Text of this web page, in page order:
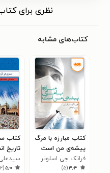
نظری برای
کتاب‌های مشابه
کتاب مبارزه با مرگ
پیشه‌ی من است
فرانک جی اسلوتر
۳٫۴(۵)
کتاب
تاریخ
هند
۵٫۰(۲